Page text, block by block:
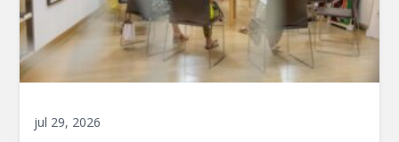
jul 29, 2026